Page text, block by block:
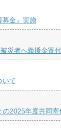
募金』実施
災者へ義援金寄付
いて
2025年度共同